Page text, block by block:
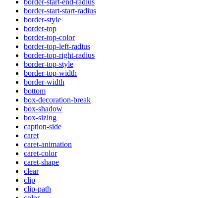
border-start-start-radius
border-style
border-top
border-top-color
border-top-left-radius
border-top-right-radius
border-top-style
border-top-width
border-width
bottom
box-decoration-break
box-shadow
box-sizing
caption-side
caret
caret-animation
caret-color
caret-shape
clear
clip
clip-path